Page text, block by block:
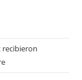
recibieron